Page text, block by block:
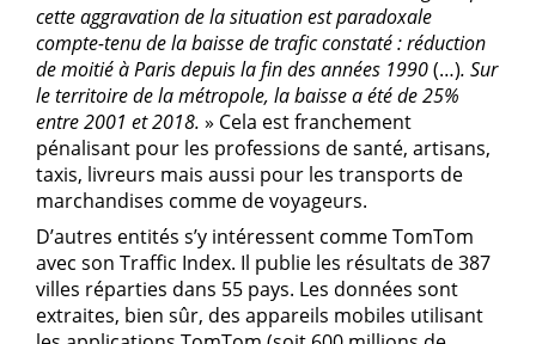
cette aggravation de la situation est paradoxale
compte-tenu de la baisse de trafic constaté : réduction
de moitié à Paris depuis la fin des années 1990(…). Sur
le territoire de la métropole, la baisse a été de 25%
entre 2001 et 2018. » Cela est franchement
pénalisant pour les professions de santé, artisans,
taxis, livreurs mais aussi pour les transports de
marchandises comme de voyageurs.
D’autres entités s’y intéressent comme TomTom
avec son Traffic Index. Il publie les résultats de 387
villes réparties dans 55 pays. Les données sont
extraites, bien sûr, des appareils mobiles utilisant